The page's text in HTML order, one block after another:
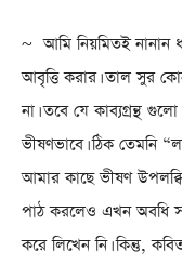
~ আমি নিয়মিতই নানান
আবৃত্তি করার। তাল সুর
না। তবে যে কাব্যগ্রন্থ
ভীষণভাবে। ঠিক তেমনি
আমার কাছে ভীষণ
পাঠ করলেও এখন অবধি
করে লিখেন নি। কিন্তু,